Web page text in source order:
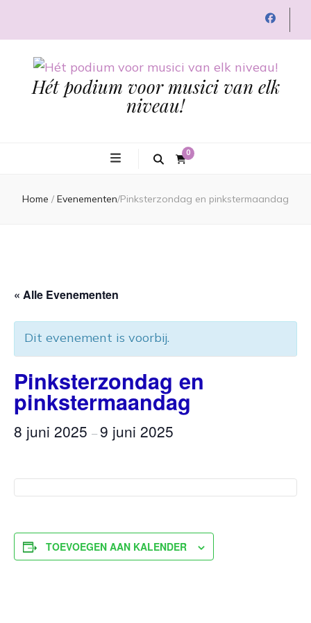
Hét podium voor musici van elk
niveau!
0
Home / Evenementen/Pinksterzondag en pinkstermaandag
« Alle Evenementen
Dit evenement is voorbij.
Pinksterzondag en
pinkstermaandag
8 juni 2025 –9 juni 2025
TOEVOEGEN AAN KALENDER